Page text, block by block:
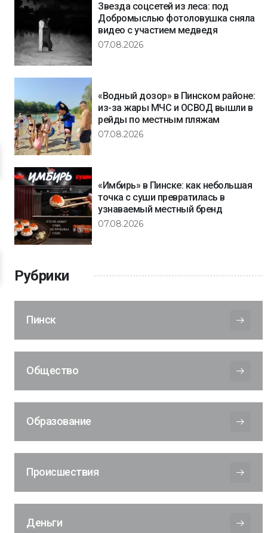
Звезда соцсетей из леса: под
Добромыслью фотоловушка сняла
видео с участием медведя
07.08.2026
«Водный дозор» в Пинском районе:
из-за жары МЧС и ОСВОД вышли в
рейды по местным пляжам
07.08.2026
«Имбирь» в Пинске: как небольшая
точка с суши превратилась в
узнаваемый местный бренд
07.08.2026
Рубрики
Пинск
Общество
Образование
Происшествия
Деньги